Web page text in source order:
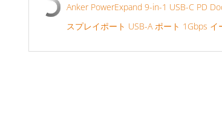
Anker PowerExpand 9-in-1 USB-C PD
スプレイポート USB-A ポート 1Gbps